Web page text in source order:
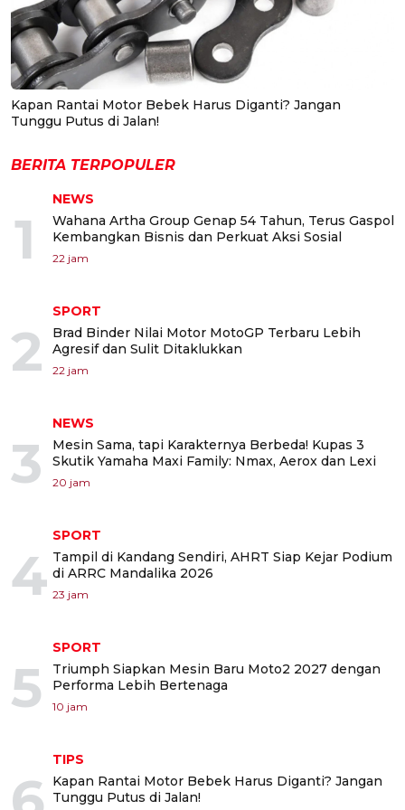
Kapan Rantai Motor Bebek Harus Diganti? Jangan
Tunggu Putus di Jalan!
BERITA TERPOPULER
1
NEWS
Wahana Artha Group Genap 54 Tahun, Terus Gaspol
Kembangkan Bisnis dan Perkuat Aksi Sosial
22 jam
2
SPORT
Brad Binder Nilai Motor MotoGP Terbaru Lebih
Agresif dan Sulit Ditaklukkan
22 jam
3
NEWS
Mesin Sama, tapi Karakternya Berbeda! Kupas 3
Skutik Yamaha Maxi Family: Nmax, Aerox dan Lexi
20 jam
4
SPORT
Tampil di Kandang Sendiri, AHRT Siap Kejar Podium
di ARRC Mandalika 2026
23 jam
5
SPORT
Triumph Siapkan Mesin Baru Moto2 2027 dengan
Performa Lebih Bertenaga
10 jam
TIPS
Kapan Rantai Motor Bebek Harus Diganti? Jangan
Tunggu Putus di Jalan!